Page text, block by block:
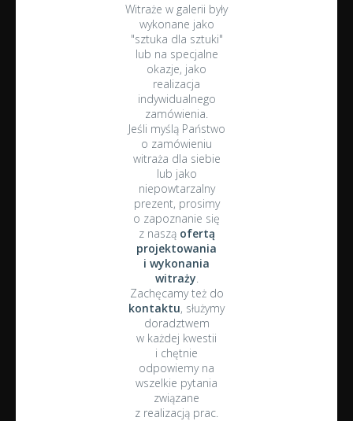
Witraże w galerii były
wykonane jako
"sztuka dla sztuki"
lub na specjalne
okazje, jako
realizacja
indywidualnego
zamówienia.
Jeśli myślą Państwo
o zamówieniu
witraża dla siebie
lub jako
niepowtarzalny
prezent, prosimy
o zapoznanie się
z naszą ofertą
projektowania
i wykonania
witraży
Zachęcamy też do
kontaktu, służymy
doradztwem
w każdej kwestii
i chętnie
odpowiemy na
wszelkie pytania
związane
z realizacją prac.